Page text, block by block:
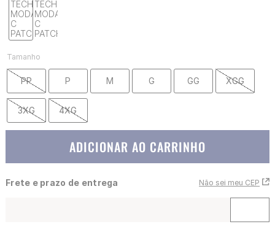
Tamanho
PP P M G GG XGG
3XG 4XG
ADICIONAR AO CARRINHO
Frete e prazo de entrega Não sei meu CEP